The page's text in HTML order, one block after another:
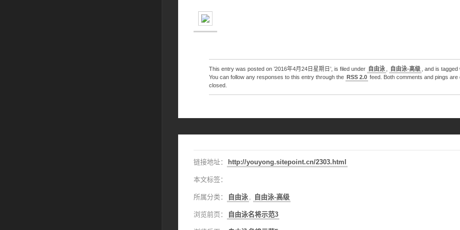
This entry was posted on ’2016年4月24日星期日’, is filed under 自由泳 自由泳-高级
, and is tagged
You can follow any responses to this entry through the RSS 2.0 feed. Both comments and pings are
closed.
链接地址： http://youyong.sitepoint.cn/2303.html
本文标签：
所属分类： 自由泳 , 自由泳-高级
浏览前页： 自由泳名将示范3